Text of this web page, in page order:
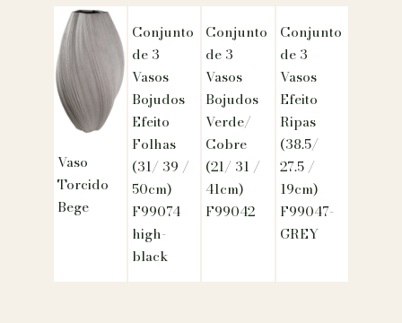
Vaso
Torcido
Bege
Conjunto
de 3
Vasos
Bojudos
Efeito
Folhas
(31/ 39 /
50cm)
F99074
high-
black
Conjunto
de 3
Vasos
Bojudos
Verde/
Cobre
(21/ 31 /
41cm)
F99042
Conjunto
de 3
Vasos
Efeito
Ripas
(38.5/
27.5 /
19cm)
F99047-
GREY